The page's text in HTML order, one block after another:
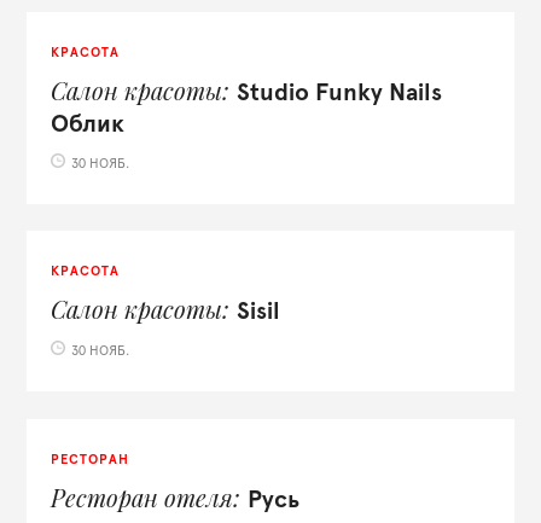
КРАСОТА
Салон красоты
Studio Funky Nails
Облик
30 НОЯБ.
КРАСОТА
Салон красоты Sisil
30 НОЯБ.
РЕСТОРАН
Ресторан отеля Русь